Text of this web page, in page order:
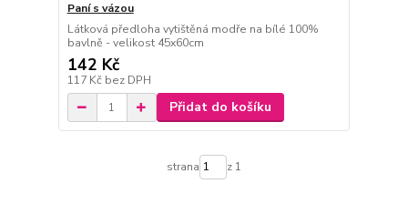
Paní s vázou
Látková předloha vytištěná modře na bílé 100%
bavlně - velikost 45x60cm
142 Kč
117 Kč bez DPH
Přidat do košíku
strana z 1